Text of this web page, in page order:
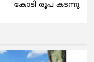
കോടി രൂപ കടന്നു